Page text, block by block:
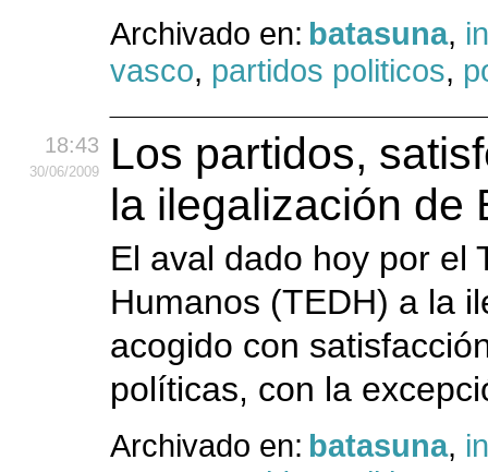
Archivado en: batasuna,
vasco, partidos politicos,
18:43
30/06/2009
Los partidos,
la ilegalización de
El aval dado hoy por el
Humanos (TEDH) a la
acogido con
políticas, con la
Archivado en: batasuna,